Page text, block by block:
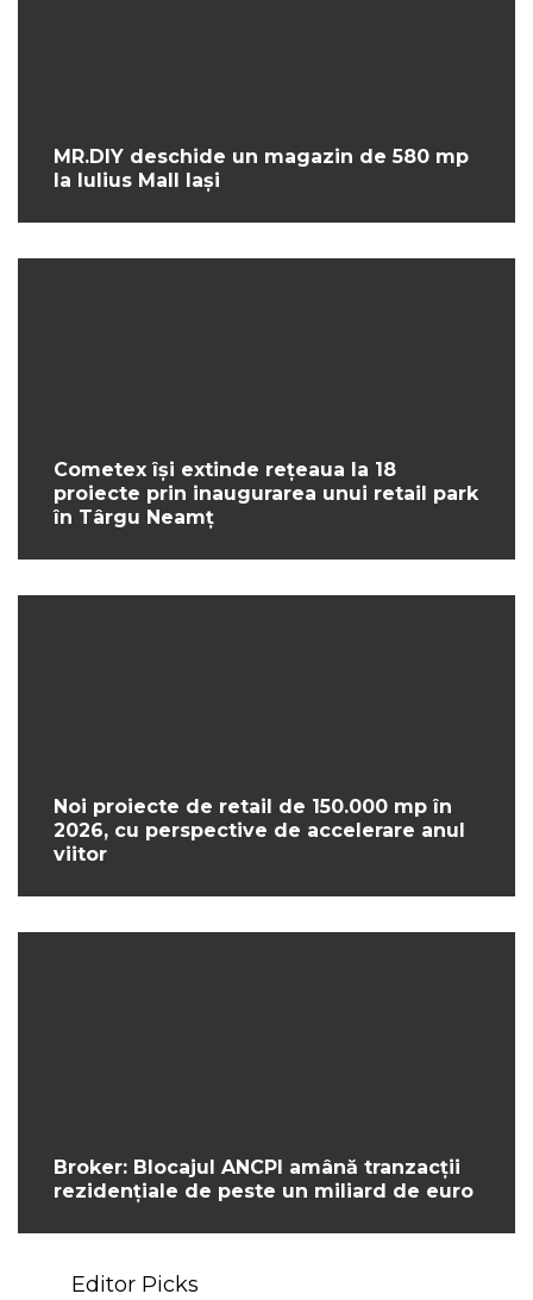
MR.DIY deschide un magazin de 580 mp
la Iulius Mall Iași
Cometex își extinde rețeaua la 18
proiecte prin inaugurarea unui retail park
în Târgu Neamț
Noi proiecte de retail de 150.000 mp în
2026, cu perspective de accelerare anul
viitor
Broker: Blocajul ANCPI amână tranzacții
rezidențiale de peste un miliard de euro
Editor Picks